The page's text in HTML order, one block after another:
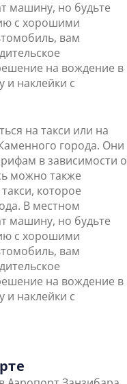
машину, но будьте
с хорошими
вам
на вождение в
и наклейки с
на такси или на
города. Они
в зависимости
можно также
которое
В местном
машину, но будьте
с хорошими
вам
на вождение в
и наклейки с